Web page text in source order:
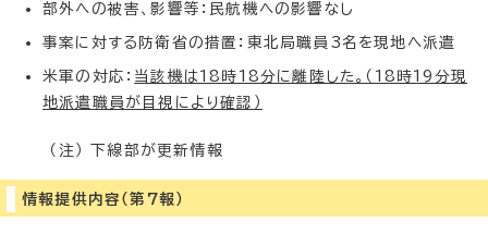
部外への被害、影響等：民航機への影響なし
事案に対する防衛省の措置：東北局職員3名を現地へ派遣
米軍の対応： 当該機は18時18分に離陸した。（18時19分現
地派遣職員が目視により確認）
（注） 下線部が更新情報
情報提供内容（第7報）